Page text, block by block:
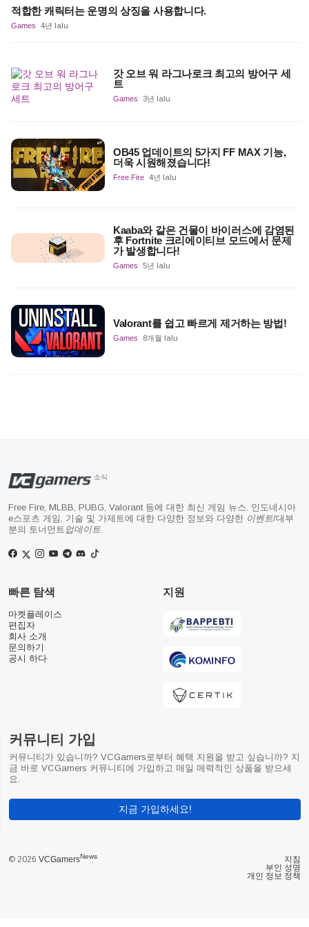
적합한 캐릭터는 운명의 상징을 사용합니다.
Games 4년 lalu
갓 오브 워 라그나로크 최고의 방어구 세
트
Games 3년 lalu
OB45 업데이트의 5가지 FF MAX 기능,
더욱 시원해졌습니다!
Free Fire 4년 lalu
Kaaba와 같은 건물이 바이러스에 감염된
후 Fortnite 크리에이티브 모드에서 문제
가 발생합니다!
Games 5년 lalu
Valorant를 쉽고 빠르게 제거하는 방법!
Games 8개월 lalu
소식
Free Fire, MLBB, PUBG, Valorant 등에 대한 최신 게임 뉴스. 인도네시아
e스포츠 게임, 기술 및 가제트에 대한 다양한 정보와 다양한 이벤트/대부
분의 토너먼트 업데이트
빠른 탐색
마켓플레이스
편집자
회사 소개
문의하기
공시 하다
지원
커뮤니티 가입
커뮤니티가 있습니까? VCGamers로부터 혜택 지원을 받고 싶습니까? 지
금 바로 VCGamers 커뮤니티에 가입하고 매일 매력적인 상품을 받으세
요.
지금 가입하세요!
© 2026 VCGamersNews
지침
부인 성명
개인 정보 정책